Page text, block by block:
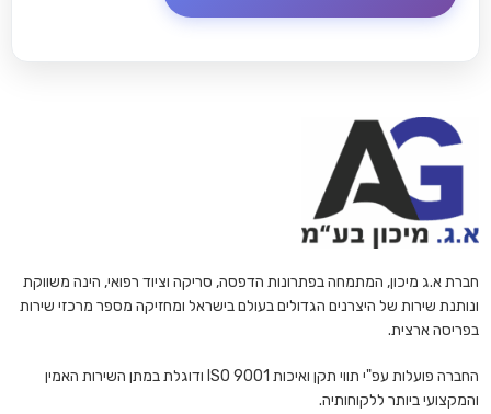
חברת א.ג מיכון, המתמחה בפתרונות הדפסה, סריקה וציוד רפואי, הינה משווקת
ונותנת שירות של היצרנים הגדולים בעולם בישראל ומחזיקה מספר מרכזי שירות
בפריסה ארצית.
החברה פועלות עפ"י תווי תקן ואיכות ISO 9001 ודוגלת במתן השירות האמין
והמקצועי ביותר ללקוחותיה.